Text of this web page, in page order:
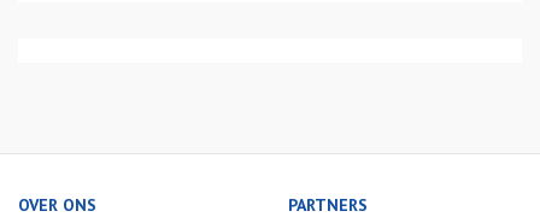
OVER ONS PARTNERS